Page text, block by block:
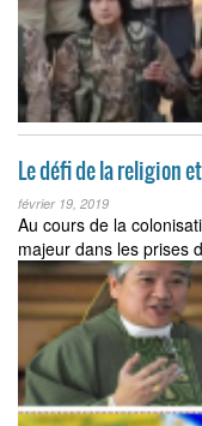
Le défi de la religion
février 19, 2019
Au cours de la
majeur dans les prises